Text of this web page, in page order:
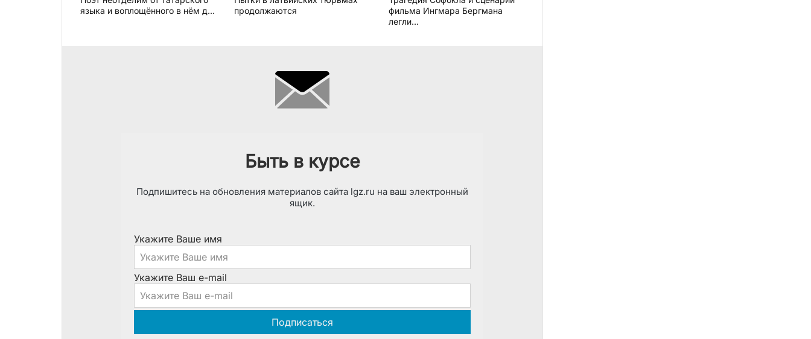
языка и воплощённого в нём д...
продолжаются
фильма Ингмара Бергмана
легли...
Быть в курсе
Подпишитесь на обновления материалов сайта lgz.ru на ваш электронный
ящик.
Укажите Ваше имя
Укажите Ваш e-mail